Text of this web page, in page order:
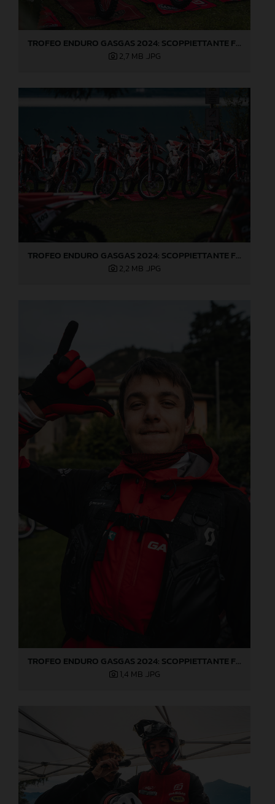
TROFEO ENDURO GASGAS 2024: SCOPPIETTANTE FINALE DI STAGIONE A LOVERE!
2,7 MB .JPG
TROFEO ENDURO GASGAS 2024: SCOPPIETTANTE FINALE DI STAGIONE A LOVERE!
2,2 MB .JPG
TROFEO ENDURO GASGAS 2024: SCOPPIETTANTE FINALE DI STAGIONE A LOVERE!
1,4 MB .JPG